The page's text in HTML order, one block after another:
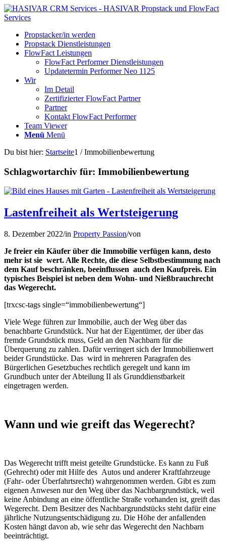
Propstacker/in werden
Propstack Dienstleistungen
FlowFact Leistungen
FlowFact Performer Dienstleistungen
Updatetermin Performer Neo 1125
Wir
Im Detail
Zertifizierter FlowFact Partner
Partner
Kontakt FlowFact Performer
Team Viewer
Menü Menü
Du bist hier: Startseite1 / Immobilienbewertung
Schlagwortarchiv für: Immobilienbewertung
Lastenfreiheit als Wertsteigerung
8. Dezember 2022/in Property Passion/von
Je freier ein Käufer über die Immobilie verfügen kann, desto
mehr ist sie wert. Alle Rechte, die diese Selbstbestimmung nach
dem Kauf beschränken, beeinflussen auch den Kaufpreis. Ein
typisches Beispiel ist neben dem Wohn- und Nießbrauchrecht
das Wegerecht.
[trxcsc-tags single=“immobilienbewertung“]
Viele Wege führen zur Immobilie, auch der Weg über das
benachbarte Grundstück. Nur hat der Eigentümer, der über das
fremde Grundstück muss, Geld an den Nachbarn für die
Überquerung zu zahlen. Dafür verringert sich der Immobilienwert
beider Grundstücke. Das wird in mehreren Paragrafen des
Bürgerlichen Gesetzbuches rechtlich geregelt und kann im
Grundbuch unter der Abteilung II als Grunddienstbarkeit
eingetragen werden.
Wann und wie greift das Wegerecht?
Das Wegerecht trifft meist geteilte Grundstücke. Es kann zu Fuß
(Gehrecht) oder mit Hilfe des Autos und anderer Kraftfahrzeuge
(Fahr- oder Überfahrtsrecht) wahrgenommen werden. Gibt es zum
eigenen Anwesen nur den Weg über das Nachbargrundstück, weil
keine Anbindung an eine öffentliche Straße vorhanden ist, greift das
Wegerecht. Dem Besitzer des Nachbargrundstücks steht dafür eine
jährliche Nutzungsentschädigung zu. Die Höhe der anfallenden
Kosten hängt davon ab, wie sehr das Wegerecht den Nachbarn
beeinträchtigt.